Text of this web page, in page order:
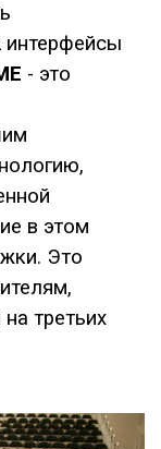
интерфейсы
- это
в этом
Это
третьих